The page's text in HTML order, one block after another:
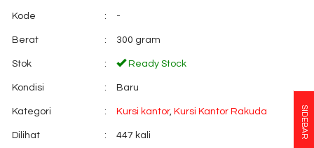
Kode : -
Berat : 300 gram
Stok : Ready Stock
Kondisi : Baru
Kategori : Kursi kantor, Kursi Kantor Rakuda
Dilihat : 447 kali SIDEBAR